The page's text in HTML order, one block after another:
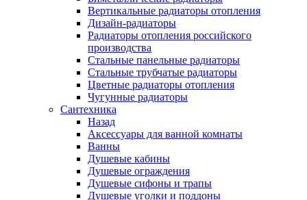
Вертикальные радиаторы отопления
Дизайн-радиаторы
Радиаторы отопления российского
производства
Стальные панельные радиаторы
Стальные трубчатые радиаторы
Цветные радиаторы отопления
Чугунные радиаторы
Сантехника
Назад
Аксессуары для ванной комнаты
Ванны
Душевые кабины
Душевые ограждения
Душевые сифоны и трапы
Душевые уголки и поддоны